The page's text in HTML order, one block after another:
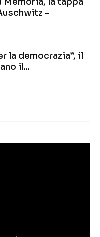
–
la democrazia”, il
il...